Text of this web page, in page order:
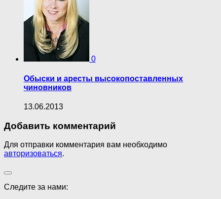
0
Обыски и аресты высокопоставленных
чиновников
13.06.2013
Добавить комментарий
Для отправки комментария вам необходимо
авторизоваться.
Следите за нами: